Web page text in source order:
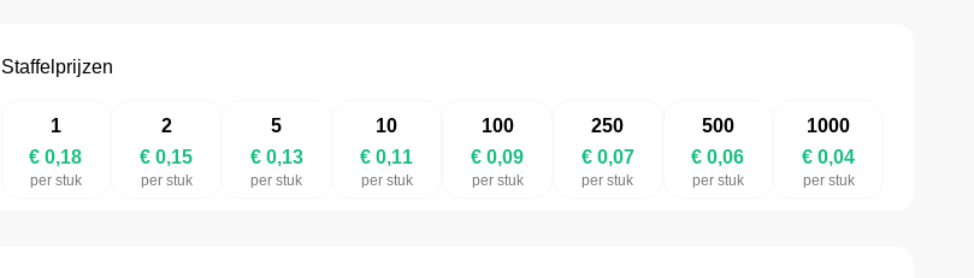
Staffelprijzen
1
€ 0,18
per stuk
2
€ 0,15
per stuk
5
€ 0,13
per stuk
10
€ 0,11
per stuk
100
€ 0,09
per stuk
250
€ 0,07
per stuk
500
€ 0,06
per stuk
1000
€ 0,04
per stuk